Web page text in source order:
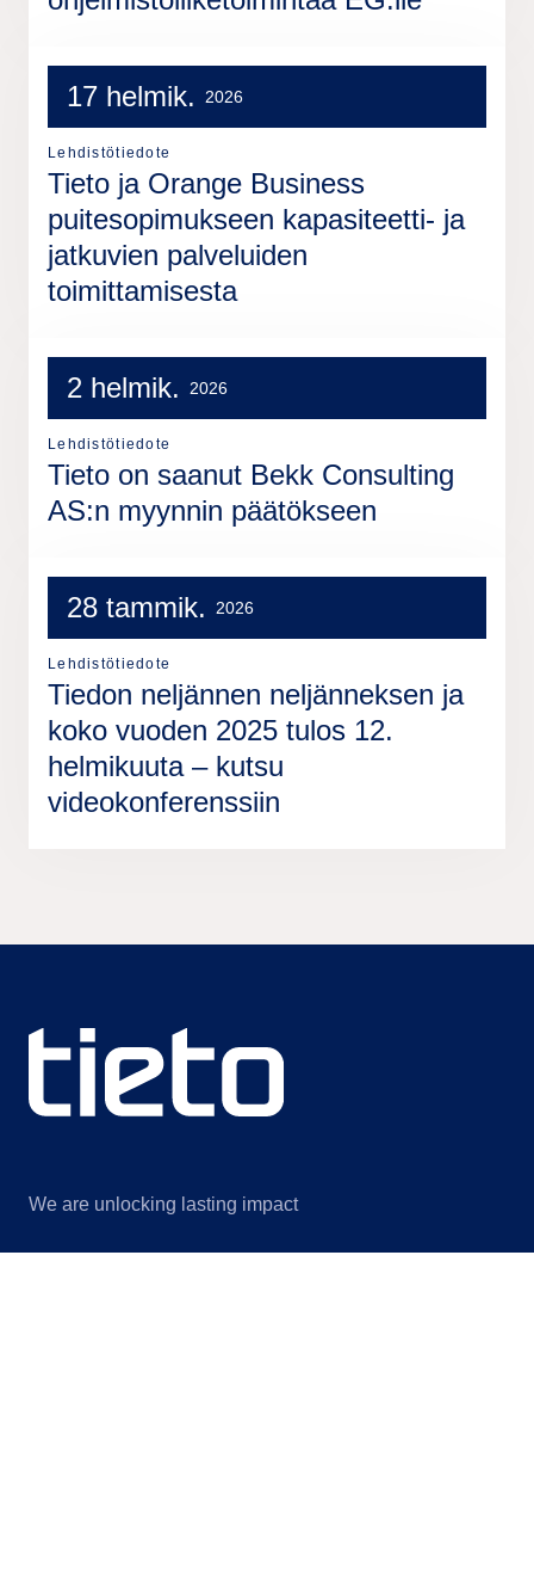
17 helmik. 2026
Lehdistötiedote
Tieto ja Orange Business
puitesopimukseen kapasiteetti- ja
jatkuvien palveluiden
toimittamisesta
2 helmik. 2026
Lehdistötiedote
Tieto on saanut Bekk Consulting
AS:n myynnin päätökseen
28 tammik. 2026
Lehdistötiedote
Tiedon neljännen neljänneksen ja
koko vuoden 2025 tulos 12.
helmikuuta – kutsu
videokonferenssiin
We are unlocking lasting impact